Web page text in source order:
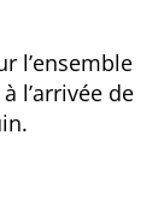
l’ensemble
l’arrivée de